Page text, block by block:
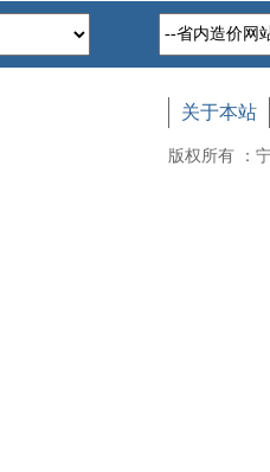
关于本站
版权所有 ：